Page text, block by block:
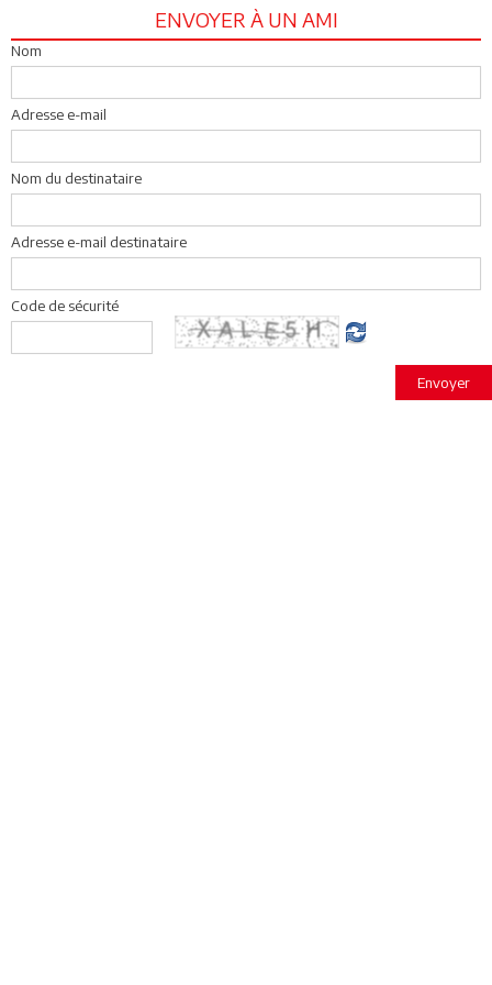
ENVOYER À UN AMI
Nom
Adresse e-mail
Nom du destinataire
Adresse e-mail destinataire
Code de sécurité
Envoyer